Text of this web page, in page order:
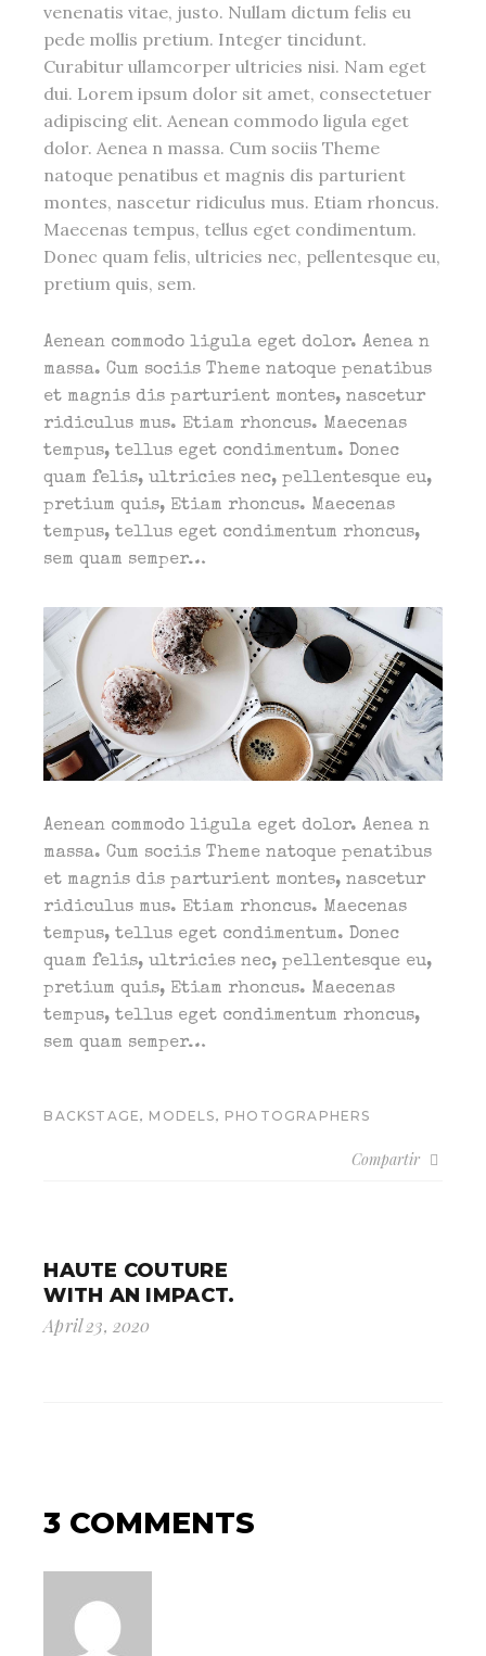
venenatis vitae, justo. Nullam dictum felis eu
pede mollis pretium. Integer tincidunt.
Curabitur ullamcorper ultricies nisi. Nam eget
dui. Lorem ipsum dolor sit amet, consectetuer
adipiscing elit. Aenean commodo ligula eget
dolor. Aenea n massa. Cum sociis Theme
natoque penatibus et magnis dis parturient
montes, nascetur ridiculus mus. Etiam rhoncus.
Maecenas tempus, tellus eget condimentum.
Donec quam felis, ultricies nec, pellentesque eu,
pretium quis, sem.
Aenean commodo ligula eget dolor. Aenea n
massa. Cum sociis Theme natoque penatibus
et magnis dis parturient montes, nascetur
ridiculus mus. Etiam rhoncus. Maecenas
tempus, tellus eget condimentum. Donec
quam felis, ultricies nec, pellentesque eu,
pretium quis, Etiam rhoncus. Maecenas
tempus, tellus eget condimentum rhoncus,
sem quam semper…
Aenean commodo ligula eget dolor. Aenea n
massa. Cum sociis Theme natoque penatibus
et magnis dis parturient montes, nascetur
ridiculus mus. Etiam rhoncus. Maecenas
tempus, tellus eget condimentum. Donec
quam felis, ultricies nec, pellentesque eu,
pretium quis, Etiam rhoncus. Maecenas
tempus, tellus eget condimentum rhoncus,
sem quam semper…
BACKSTAGE, MODELS, PHOTOGRAPHERS
Compartir
HAUTE COUTURE
WITH AN IMPACT.
April 23, 2020
3 COMMENTS